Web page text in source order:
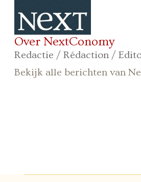
Over NextConomy
Redactie / Rédaction /
Bekijk alle berichten van